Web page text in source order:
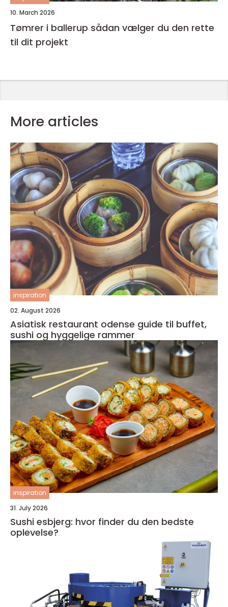
10. March 2026
Tømrer i ballerup sådan vælger du den rette
til dit projekt
More articles
inspiration
02. August 2026
Asiatisk restaurant odense guide til buffet,
sushi og hyggelige rammer
inspiration
31. July 2026
Sushi esbjerg: hvor finder du den bedste
oplevelse?